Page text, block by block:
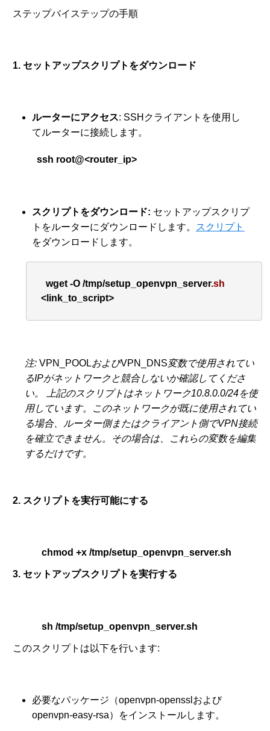
ステップバイステップの手順
1. セットアップスクリプトをダウンロード
ルーターにアクセス: SSHクライアントを使用し
てルーターに接続します。
ssh root@<router_ip>
スクリプトをダウンロード: セットアップスクリプ
トをルーターにダウンロードします。 スクリプト
をダウンロードします。
wget -O /tmp/setup_openvpn_server.sh
< link_to_script>
注:VPN_POOLおよびVPN_DNS変数で使用されてい
るIPがネットワークと競合しないか確認してくださ
い。
上記のスクリプトはネットワーク10.8.0.0/24を使
用しています。このネットワークが既に使用されてい
る場合、ルーター側またはクライアント側でVPN接続
を確立できません。その場合は、これらの変数を編集
するだけです。
2. スクリプトを実行可能にする
chmod +x /tmp/setup_openvpn_server.sh
3. セットアップスクリプトを実行する
sh /tmp/setup_openvpn_server.sh
このスクリプトは以下を行います:
必要なパッケージ（openvpn-opensslおよび
openvpn-easy-rsa）をインストールします。